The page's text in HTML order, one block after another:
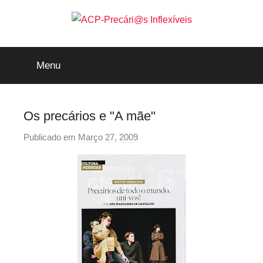
ACP-
Precári@s
Inflexíveis
Menu
Os precários e "A mãe"
Publicado em Março 27, 2009
p
r
a
r